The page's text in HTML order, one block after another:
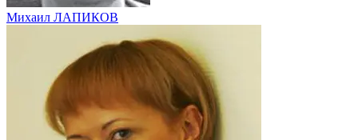
Михаил ЛАПИКОВ